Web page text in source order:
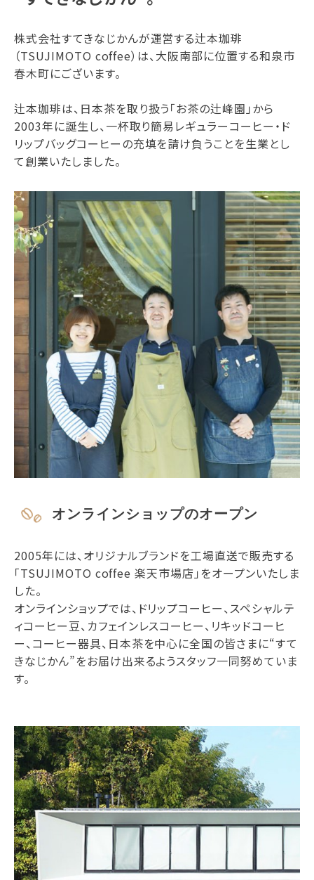
株式会社すてきなじかんが運営する辻本珈琲
（TSUJIMOTO coffee）は、大阪南部に位置する和泉市
春木町にございます。
辻本珈琲は、日本茶を取り扱う「お茶の辻峰園」から
2003年に誕生し、一杯取り簡易レギュラーコーヒー・ド
リップバッグコーヒーの充填を請け負うことを生業とし
て創業いたしました。
オンラインショップのオープン
2005年には、オリジナルブランドを工場直送で販売する
「TSUJIMOTO coffee 楽天市場店」をオープンいたしま
した。
オンラインショップでは、ドリップコーヒー、スペシャルテ
ィコーヒー豆、カフェインレスコーヒー、リキッドコーヒ
ー、コーヒー器具、日本茶を中心に全国の皆さまに“すて
きなじかん”をお届け出来るようスタッフ一同努めていま
す。